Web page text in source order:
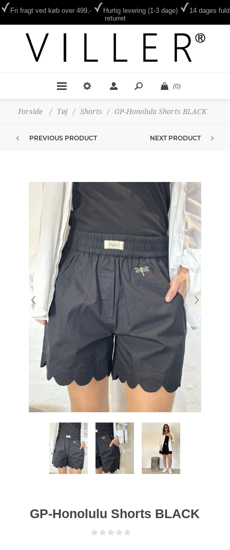
Fri fragt ved køb over 499,- Hurtig levering (1-3 dage)
14 dages fuld
returret
(0)
Forside / Tøj / Shorts / GP-Honolulu Shorts BLACK
PREVIOUS PRODUCT NEXT PRODUCT
GP-Honolulu Shorts BLACK